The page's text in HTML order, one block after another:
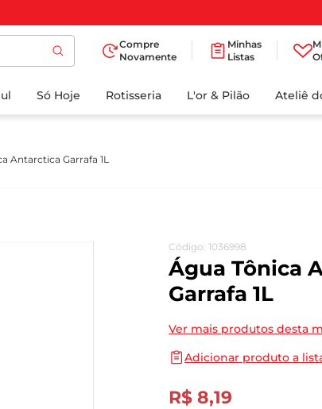
Compre
Novamente
Minhas
Listas
Só Hoje Rotisseria L'or & Pilão Ateliê
Antarctica Garrafa 1L
Código: 1036998
Água Tônica
Garrafa 1L
Ver mais produtos desta
Adicionar produto a
R$ 8,19
BUSCADOS